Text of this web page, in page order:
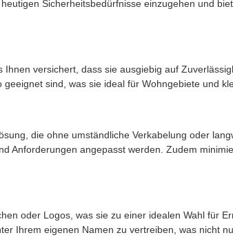
Sicherheitsbedürfnisse einzugehen und
versichert, dass sie ausgiebig auf
sind, was sie ideal für Wohngebiete und
die ohne umständliche Verkabelung oder
Anforderungen angepasst werden. Zudem
oder Logos, was sie zu einer idealen Wahl für
Ihrem eigenen Namen zu vertreiben, was nicht